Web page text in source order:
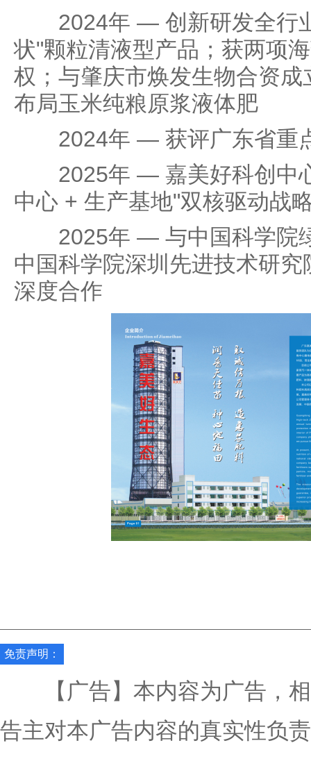
2024年 — 创新研发全行
状"颗粒清液型产品；获两项
权；与肇庆市焕发生物合资
布局玉米纯粮原浆液体肥
2024年 — 获评广东省重
2025年 — 嘉美好科创中
中心 + 生产基地"双核驱动战
2025年 — 与中国科学院
中国科学院深圳先进技术研
深度合作
免责声明：
【广告】本内容为广告，相
告主对本广告内容的真实性负